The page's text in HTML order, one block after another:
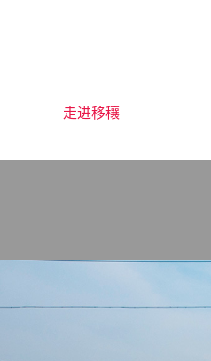
走进移穰